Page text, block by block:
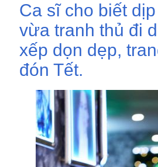
Ca sĩ cho biết
vừa tranh thủ đi
xếp dọn dẹp,
đón Tết.